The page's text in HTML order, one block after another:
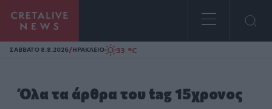
Homepage
ΣAΒΒΑΤΟ 8.8.2026/ΗΡΑΚΛΕΙΟ 33 °C
Όλα τα άρθρα του tag 15χρονος